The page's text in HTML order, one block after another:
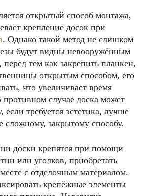
открытый способ монтажа,
крепление досок при
. Однако такой метод не слишком
будут видны невооружённым
тем как закрепить планкен,
открытым способом, его
что увеличивает время
случае доска может
если требуется эстетика, лучше
сложному, закрытому способу.
доски крепятся при помощи
или уголков, приобретать
с отделочным материалом.
крепёжные элементы